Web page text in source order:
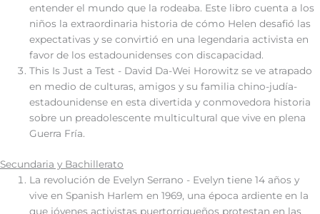
entender el mundo que la rodeaba. Este libro cuenta a los
niños la extraordinaria historia de cómo Helen desafió las
expectativas y se convirtió en una legendaria activista en
favor de los estadounidenses con discapacidad.
This Is Just a Test - David Da-Wei Horowitz se ve atrapado
en medio de culturas, amigos y su familia chino-judía-
estadounidense en esta divertida y conmovedora historia
sobre un preadolescente multicultural que vive en plena
Guerra Fría.
Secundaria y Bachillerato
La revolución de Evelyn Serrano - Evelyn tiene 14 años y
vive en Spanish Harlem en 1969, una época ardiente en la
que jóvenes activistas puertorriqueños protestan en las